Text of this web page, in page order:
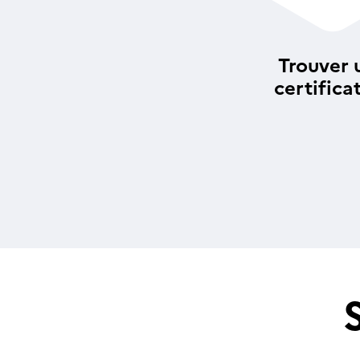
Trouver